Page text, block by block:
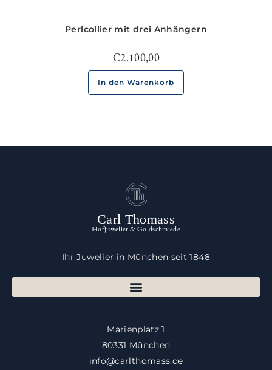
Perlcollier mit drei Anhängern
€2.100,00
In den Warenkorb
Carl Thomass
Hofjuwelier & Goldschmiede
Ihr Juwelier in München seit 1848
Marienplatz 1
80331 München
info@carlthomass.de